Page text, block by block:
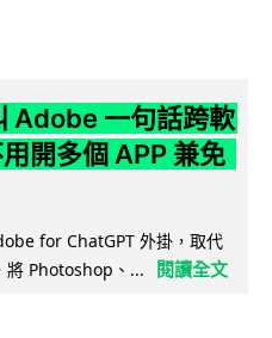
Adobe 一句話跨軟
開多個 APP 兼免
for ChatGPT 外掛，取代
將 Photoshop、...
閱讀全文